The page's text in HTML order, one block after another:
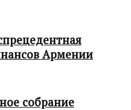
Армении
собрание